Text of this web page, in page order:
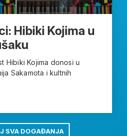
Hibiki Kojima u
Hibiki Kojima donosi u
Sakamota i kultnih
SVA DOGAĐANJA